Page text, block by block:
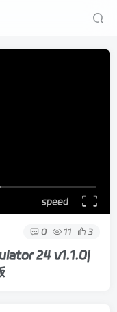
speed
0 11 3
24 v1.1.0|